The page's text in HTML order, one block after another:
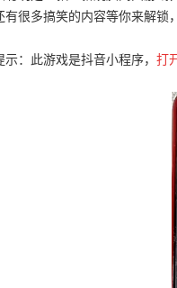
有很多搞笑的内容等你来解锁
示：此游戏是抖音小程序， 打